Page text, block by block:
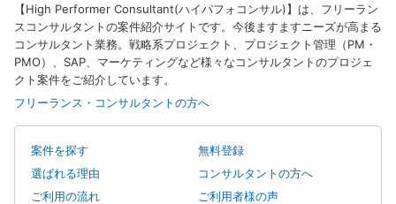
【High Performer Consultant(ハイパフォコンサル)】は、フリーラン
スコンサルタントの案件紹介サイトです。今後ますますニーズが高まる
コンサルタント業務。戦略系プロジェクト、プロジェクト管理（PM・
PMO）、SAP、マーケティングなど様々なコンサルタントのプロジェ
クト案件をご紹介しています。
フリーランス・コンサルタントの方へ
案件を探す
無料登録
選ばれる理由
コンサルタントの方へ
ご利用の流れ
ご利用者様の声